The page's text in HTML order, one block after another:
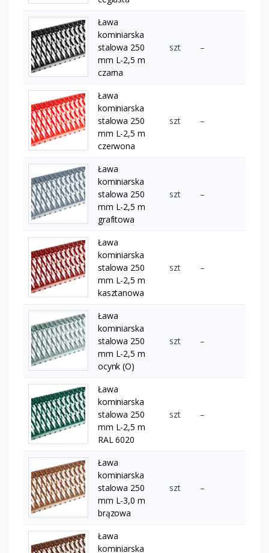
Ława
kominiarska
stalowa 250
mm L-2,5 m
czarna
szt –
Ława
kominiarska
stalowa 250
mm L-2,5 m
czerwona
szt –
Ława
kominiarska
stalowa 250
mm L-2,5 m
grafitowa
szt –
Ława
kominiarska
stalowa 250
mm L-2,5 m
kasztanowa
szt –
Ława
kominiarska
stalowa 250
mm L-2,5 m
ocynk (O)
szt –
Ława
kominiarska
stalowa 250
mm L-2,5 m
RAL 6020
szt –
Ława
kominiarska
stalowa 250
mm L-3,0 m
brązowa
szt –
Ława
kominiarska